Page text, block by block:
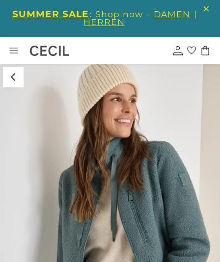
SUMMER SALE : Shop now - DAMEN |
HERREN